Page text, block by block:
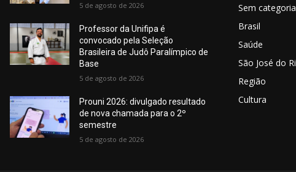
5 de agosto de 2026
Professor da Unifipa é
convocado pela Seleção
Brasileira de Judô Paralímpico de
Base
5 de agosto de 2026
Prouni 2026: divulgado resultado
de nova chamada para o 2º
semestre
5 de agosto de 2026
Sem categoria
Brasil
Saúde
São José do
Região
Cultura